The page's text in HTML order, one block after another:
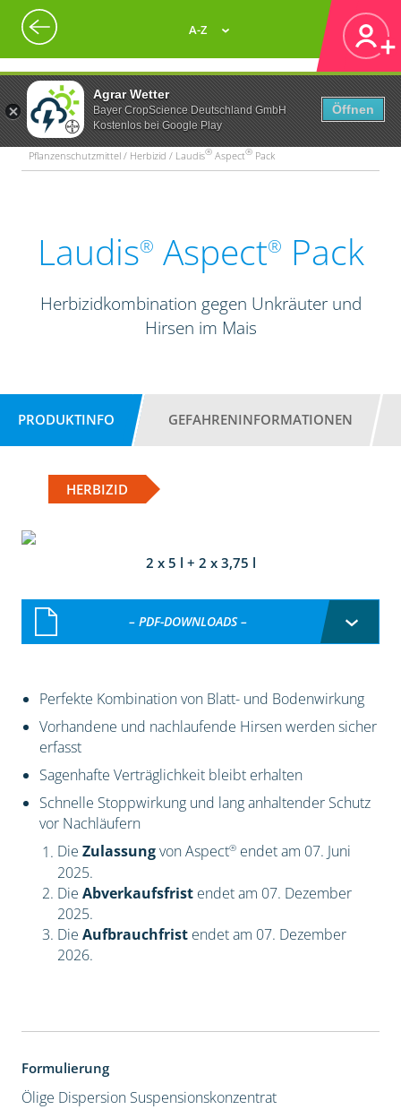
Agrar Wetter
Bayer CropScience Deutschland GmbH
Kostenlos bei Google Play
Öffnen
A-Z
Pflanzenschutzmittel / Herbizid / Laudis® Aspect® Pack
Laudis® Aspect® Pack
Herbizidkombination gegen Unkräuter und
Hirsen im Mais
PRODUKTINFO GEFAHRENINFORMATIONEN
HERBIZID
2 x 5 l + 2 x 3,75 l
– PDF-DOWNLOADS –
Perfekte Kombination von Blatt- und Bodenwirkung
Vorhandene und nachlaufende Hirsen werden sicher
erfasst
Sagenhafte Verträglichkeit bleibt erhalten
Schnelle Stoppwirkung und lang anhaltender Schutz
vor Nachläufern
Die Zulassungvon Aspect®endet am 07. Juni
2025.
Die Abverkaufsfrist endet am 07. Dezember
2025.
Die Aufbrauchfrist endet am 07. Dezember
2026.
Formulierung
Ölige Dispersion Suspensionskonzentrat